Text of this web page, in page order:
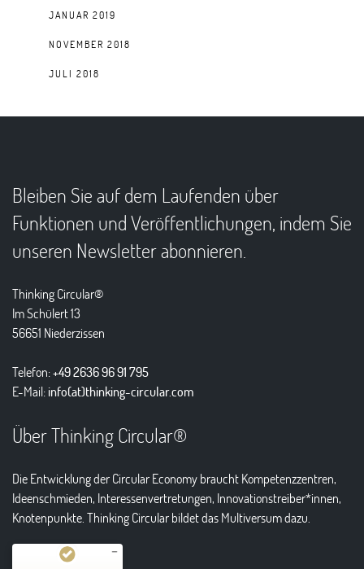
JANUAR 2019
NOVEMBER 2018
JULI 2018
Bleiben Sie auf dem Laufenden über
Funktionen und Veröffentlichungen, indem Sie
unseren Newsletter abonnieren.
Thinking Circular®
Im Schülert 13
56651 Niederzissen
Telefon:+49 2636 96 91 795
E-Mail:info(at)thinking-circular.com
Über Thinking Circular®
Die Entwicklung der Circular Economy braucht Kompetenzzentren,
Ideenschmieden, Interessenvertretungen, Innovationstreiber*innen,
Knotenpunkte. Thinking Circular bildet das Multiversum dazu.